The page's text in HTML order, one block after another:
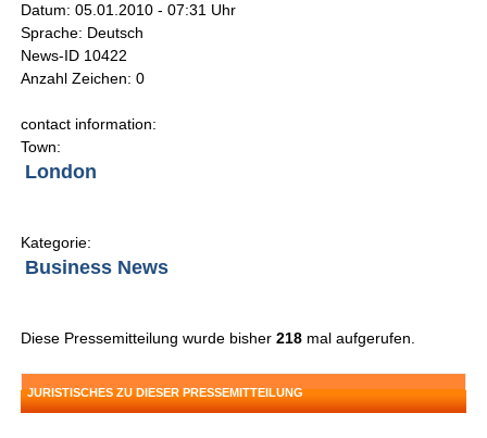
Datum: 05.01.2010 - 07:31 Uhr
Sprache: Deutsch
News-ID 10422
Anzahl Zeichen: 0
contact information:
Town:
London
Kategorie:
Business News
Diese Pressemitteilung wurde bisher218 mal aufgerufen.
JURISTISCHES ZU DIESER PRESSEMITTEILUNG